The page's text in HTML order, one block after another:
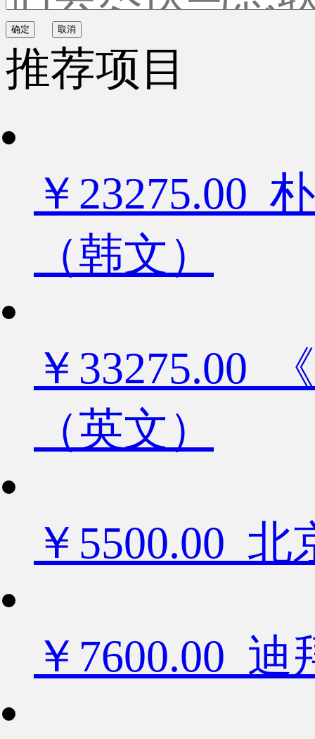
确定 取消
推荐项目
￥23275.00
（韩文）
￥33275.00
（英文）
￥5500.00
￥7600.00